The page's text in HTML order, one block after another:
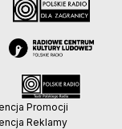
Promocji
Reklamy